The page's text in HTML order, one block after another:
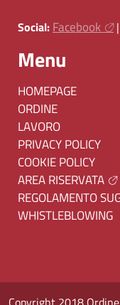
Social: Facebook |
Menu
HOMEPAGE
ORDINE
LAVORO
PRIVACY POLICY
COOKIE POLICY
AREA RISERVATA
REGOLAMENTO
WHISTLEBLOWING